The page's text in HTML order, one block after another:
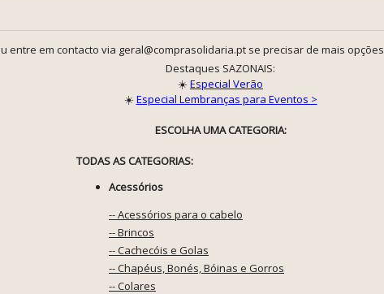
em contacto via geral@comprasolidaria.pt se precisar de mais opções
Destaques SAZONAIS:
☀️Especial Verão
☀️Especial Lembranças para Eventos >
ESCOLHA UMA CATEGORIA:
TODAS AS CATEGORIAS:
Acessórios
-- Acessórios para o cabelo
-- Brincos
-- Cachecóis e Golas
-- Chapéus, Bonés, Bóinas e Gorros
-- Colares